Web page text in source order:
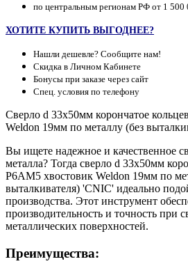
по центральным регионам РФ от 1 500
ХОТИТЕ КУПИТЬ ВЫГОДНЕЕ?
Нашли дешевле? Сообщите нам!
Скидка в Личном Кабинете
Бонусы при заказе через сайт
Спец. условия по телефону
Сверло d 33х50мм корончатое
Weldon 19мм по металлу (без
Вы ищете надежное и качественное
металла? Тогда сверло d 33х50мм
Р6АМ5 хвостовик Weldon 19мм по
выталкивателя) 'CNIC' идеально
производства. Этот инструмент
производительность и точность при
металлических поверхностей.
Преимущества: